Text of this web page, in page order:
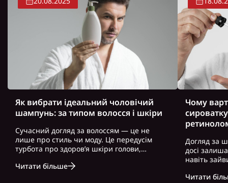
Як вибрати ідеальний чоловічий
шампунь: за типом волосся і шкіри
Сучасний догляд за волоссям — це не
лише про стиль чи моду. Це передусім
турбота про здоров’я шкіри голови,
актуально для чоловіків, які часто
Читати більше
Чому
Догляд за
досі
навіть
косметику.
Читати